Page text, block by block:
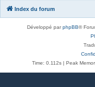
Index du forum
Développé parphpBB®
Time: 0.112s | Peak